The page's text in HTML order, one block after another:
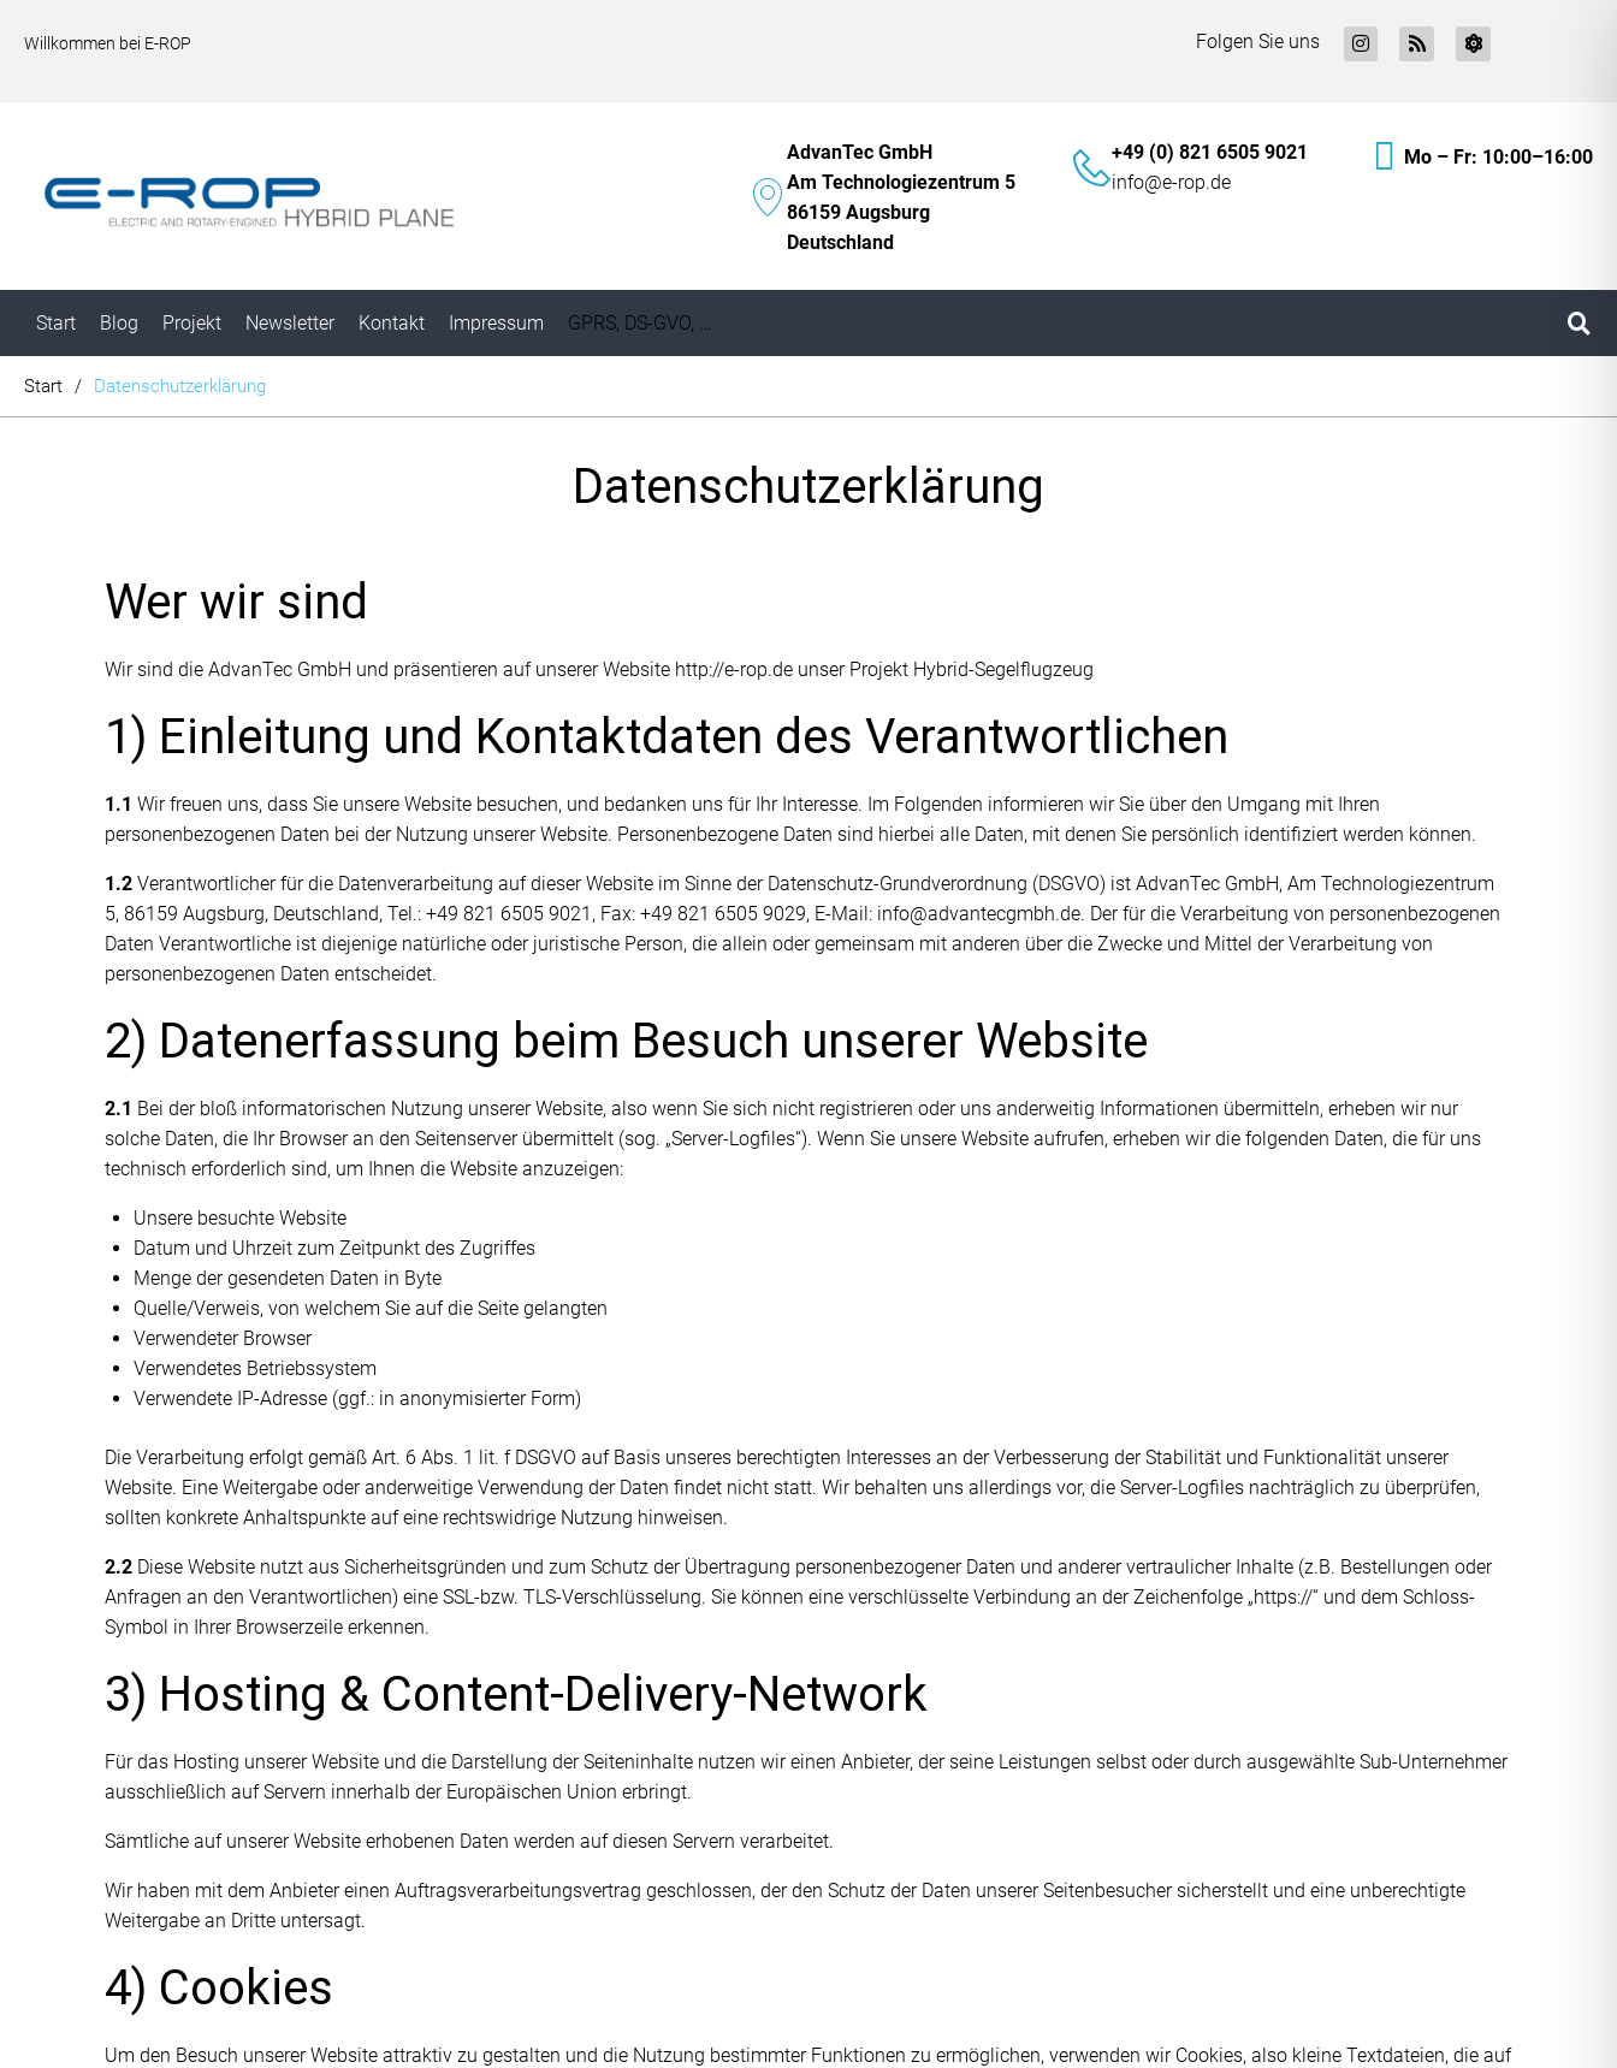
Willkommen bei E-ROP Folgen Sie uns
AdvanTec GmbH
Am Technologiezentrum 5
86159 Augsburg
Deutschland
+49 (0) 821 6505 9021
info@e-rop.de
Mo – Fr: 10:00–16:00
Start Blog Projekt Newsletter Kontakt Impressum GPRS, DS-GVO, …
Start / Datenschutzerklärung
Datenschutzerklärung
Wer wir sind
Wir sind die AdvanTec GmbH und präsentieren auf unserer Website http://e-rop.de unser Projekt Hybrid-Segelflugzeug
1) Einleitung und Kontaktdaten des Verantwortlichen
1.1 Wir freuen uns, dass Sie unsere Website besuchen, und bedanken uns für Ihr Interesse. Im Folgenden informieren wir Sie über den Umgang mit Ihren
personenbezogenen Daten bei der Nutzung unserer Website. Personenbezogene Daten sind hierbei alle Daten, mit denen Sie persönlich identifiziert werden können.
1.2 Verantwortlicher für die Datenverarbeitung auf dieser Website im Sinne der Datenschutz-Grundverordnung (DSGVO) ist AdvanTec GmbH, Am Technologiezentrum
5, 86159 Augsburg, Deutschland, Tel.: +49 821 6505 9021, Fax: +49 821 6505 9029, E-Mail: info@advantecgmbh.de. Der für die Verarbeitung von personenbezogenen
Daten Verantwortliche ist diejenige natürliche oder juristische Person, die allein oder gemeinsam mit anderen über die Zwecke und Mittel der Verarbeitung von
personenbezogenen Daten entscheidet.
2) Datenerfassung beim Besuch unserer Website
2.1 Bei der bloß informatorischen Nutzung unserer Website, also wenn Sie sich nicht registrieren oder uns anderweitig Informationen übermitteln, erheben wir nur
solche Daten, die Ihr Browser an den Seitenserver übermittelt (sog. „Server-Logfiles“). Wenn Sie unsere Website aufrufen, erheben wir die folgenden Daten, die für uns
technisch erforderlich sind, um Ihnen die Website anzuzeigen:
Unsere besuchte Website
Datum und Uhrzeit zum Zeitpunkt des Zugriffes
Menge der gesendeten Daten in Byte
Quelle/Verweis, von welchem Sie auf die Seite gelangten
Verwendeter Browser
Verwendetes Betriebssystem
Verwendete IP-Adresse (ggf.: in anonymisierter Form)
Die Verarbeitung erfolgt gemäß Art. 6 Abs. 1 lit. f DSGVO auf Basis unseres berechtigten Interesses an der Verbesserung der Stabilität und Funktionalität unserer
Website. Eine Weitergabe oder anderweitige Verwendung der Daten findet nicht statt. Wir behalten uns allerdings vor, die Server-Logfiles nachträglich zu überprüfen,
sollten konkrete Anhaltspunkte auf eine rechtswidrige Nutzung hinweisen.
2.2 Diese Website nutzt aus Sicherheitsgründen und zum Schutz der Übertragung personenbezogener Daten und anderer vertraulicher Inhalte (z.B. Bestellungen oder
Anfragen an den Verantwortlichen) eine SSL-bzw. TLS-Verschlüsselung. Sie können eine verschlüsselte Verbindung an der Zeichenfolge „https://“ und dem Schloss-
Symbol in Ihrer Browserzeile erkennen.
3) Hosting & Content-Delivery-Network
Für das Hosting unserer Website und die Darstellung der Seiteninhalte nutzen wir einen Anbieter, der seine Leistungen selbst oder durch ausgewählte Sub-Unternehmer
ausschließlich auf Servern innerhalb der Europäischen Union erbringt.
Sämtliche auf unserer Website erhobenen Daten werden auf diesen Servern verarbeitet.
Wir haben mit dem Anbieter einen Auftragsverarbeitungsvertrag geschlossen, der den Schutz der Daten unserer Seitenbesucher sicherstellt und eine unberechtigte
Weitergabe an Dritte untersagt.
4) Cookies
Um den Besuch unserer Website attraktiv zu gestalten und die Nutzung bestimmter Funktionen zu ermöglichen, verwenden wir Cookies, also kleine Textdateien, die auf